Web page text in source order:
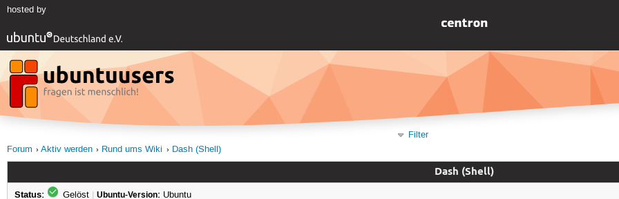
hosted by
Filter
Forum
Aktiv werden Rund ums Wiki Dash (Shell)
Dash (Shell)
Status: Gelöst | Ubuntu-Version: Ubuntu